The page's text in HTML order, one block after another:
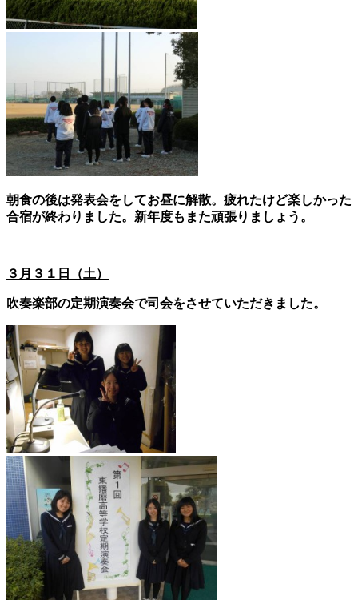
朝食の後は発表会をしてお昼に解散。疲れたけど楽しかった
合宿が終わりました。新年度もまた頑張りましょう。
３月３１日（土）
吹奏楽部の定期演奏会で司会をさせていただきました。